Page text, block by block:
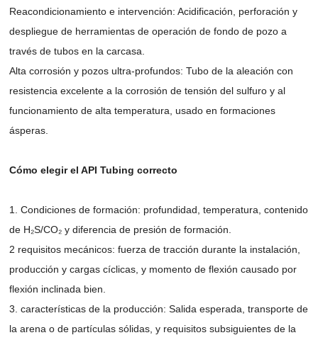
Reacondicionamiento e intervención: Acidificación, perforación y
despliegue de herramientas de operación de fondo de pozo a
través de tubos en la carcasa.
Alta corrosión y pozos ultra-profundos: Tubo de la aleación con
resistencia excelente a la corrosión de tensión del sulfuro y al
funcionamiento de alta temperatura, usado en formaciones
ásperas.
Cómo elegir el API Tubing correcto
1. Condiciones de formación: profundidad, temperatura, contenido
de H₂S/CO₂ y diferencia de presión de formación.
2 requisitos mecánicos: fuerza de tracción durante la instalación,
producción y cargas cíclicas, y momento de flexión causado por
flexión inclinada bien.
3. características de la producción: Salida esperada, transporte de
la arena o de partículas sólidas, y requisitos subsiguientes de la